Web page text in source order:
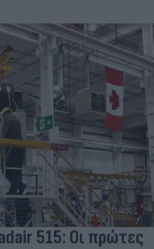
515: Οι πρώτες